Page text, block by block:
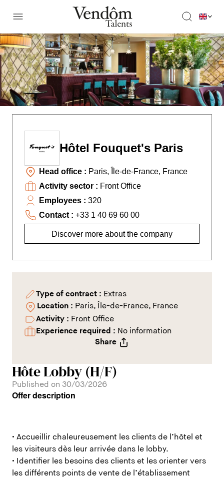
Hôtel Fouquet's Paris
Head office : Paris, Île-de-France, France
Activity sector : Front Office
Employees : 320
Contact : +33 1 40 69 60 00
Discover more about the company
Type of contract : Extras
Location : Paris, Île-de-France, France
Activity : Front Office
Experience required : No information
Share
Hôte Lobby (H/F)
Published on 30/03/2026
Offer description
• Accueillir chaleureusement les clients de l’hôtel et
les visiteurs dès leur arrivée dans le lobby.
• Identifier les besoins des clients et les orienter vers
les différents points de vente de l’établissement